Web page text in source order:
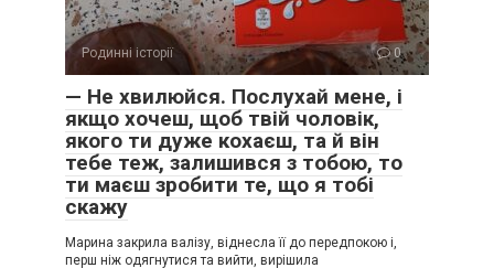
Родинні історії 0
— Не хвилюйся. Послухай мене, і
якщо хочеш, щоб твій чоловік,
якого ти дуже кохаєш, та й він
тебе теж, залишився з тобою, то
ти маєш зробити те, що я тобі
скажу
Марина закрила валізу, віднесла її до передпокою і,
перш ніж одягнутися та вийти, вирішила